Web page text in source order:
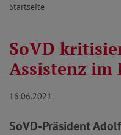
Startseite
SoVD
Assistenz im
16.06.2021
SoVD-Präsident